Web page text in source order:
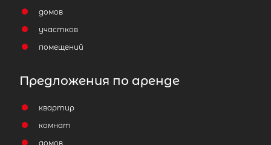
домов
участков
помещений
Предложения по аренде
квартир
комнат
домов